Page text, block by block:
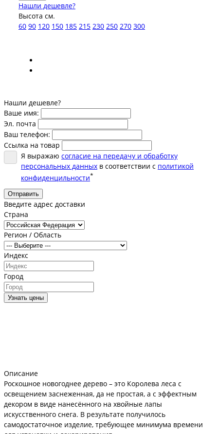
Нашли дешевле?
Высота см.
60 90 120 150 185 215 230 250 270 300
Нашли дешевле?
Ваше имя:
Эл. почта
Ваш телефон:
Ссылка на товар
Я выражаю согласие на передачу и обработку
персональных данных в соответствии с политикой
конфиденцильности*
Отправить
Введите адрес доставки
Страна
Регион / Область
Индекс
Город
Узнать цены
Описание
Роскошное новогоднее дерево – это Королева леса с
освещением заснеженная, да не простая, а с эффектным
декором в виде нанесённого на хвойные лапы
искусственного снега. В результате получилось
самодостаточное изделие, требующее минимума времени